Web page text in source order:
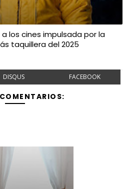
a los cines impulsada por la
taquillera del 2025
DISQUS FACEBOOK